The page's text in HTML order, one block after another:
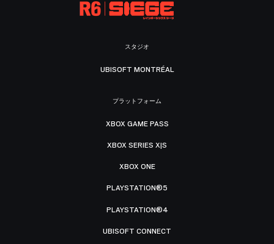
スタジオ
UBISOFT MONTRÉAL
プラットフォーム
XBOX GAME PASS
XBOX SERIES X|S
XBOX ONE
PLAYSTATION®5
PLAYSTATION®4
UBISOFT CONNECT